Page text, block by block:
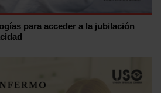
para acceder a la jubilación